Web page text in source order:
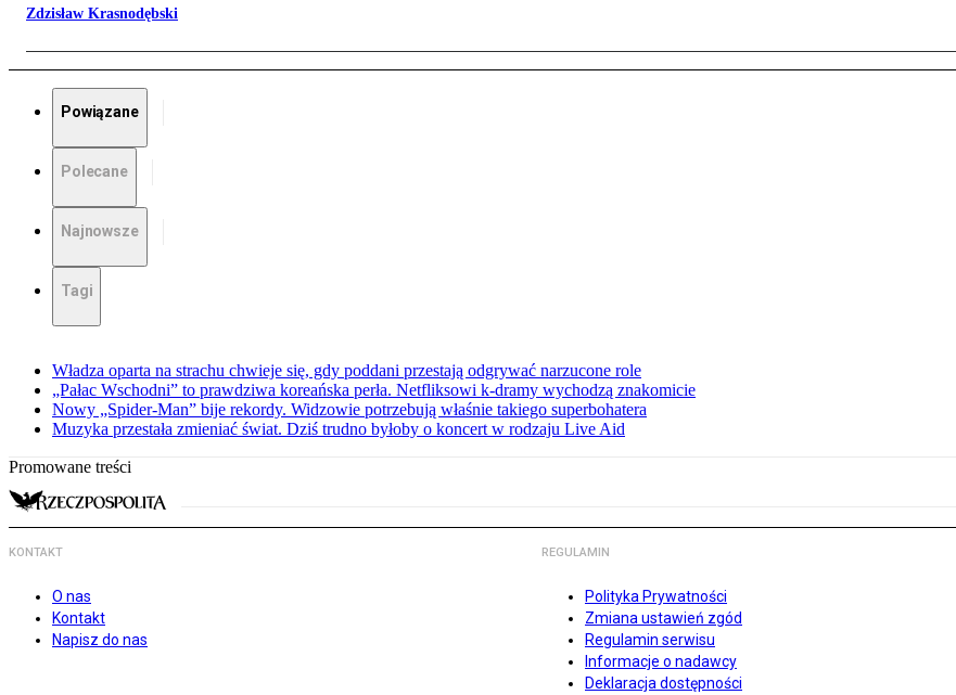
Zdzisław Krasnodębski
Powiązane
Polecane
Najnowsze
Tagi
Władza oparta na strachu chwieje się, gdy poddani przestają odgrywać narzucone role
„Pałac Wschodni” to prawdziwa koreańska perła. Netfliksowi k-dramy wychodzą znakomicie
Nowy „Spider-Man” bije rekordy. Widzowie potrzebują właśnie takiego superbohatera
Muzyka przestała zmieniać świat. Dziś trudno byłoby o koncert w rodzaju Live Aid
Promowane treści
KONTAKT
O nas
Kontakt
Napisz do nas
REGULAMIN
Polityka Prywatności
Zmiana ustawień zgód
Regulamin serwisu
Informacje o nadawcy
Deklaracja dostępności